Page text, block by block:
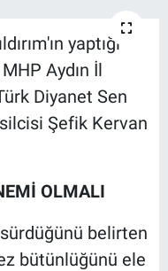
yaptığı
Aydın İl
Diyanet Sen
Şefik Kervan
OLMALI
belirten
bütünlüğünü ele